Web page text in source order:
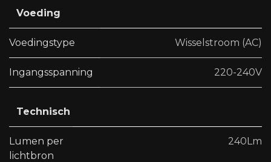
Voeding
Voedingstype Wisselstroom (AC)
Ingangsspanning 220-240V
Technisch
Lumen per
lichtbron
240Lm